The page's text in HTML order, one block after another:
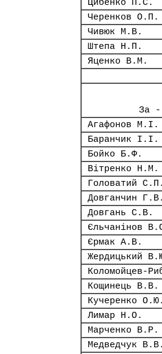
Цибенко П.С.
Черенков О.П.
Чивюк М.В.
Штепа Н.П.
Яценко В.М.
За -
Агафонов М.І.
Баранчик І.І.
Бойко Б.Ф.
Вітренко Н.М.
Головатий С.П.
Довганчин Г.В.
Довгань С.В.
Єльчанінов
Єрмак А.В.
Жердицький
Коломойцев-
Кощинець В.В.
Кучеренко О.Ю.
Лимар Н.О.
Марченко В.Р.
Медведчук В.В.